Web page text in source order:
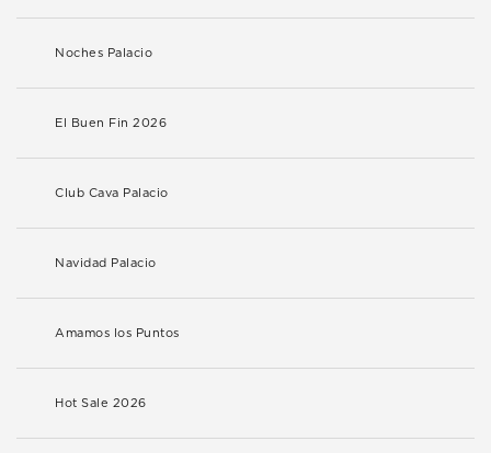
Noches Palacio
El Buen Fin 2026
Club Cava Palacio
Navidad Palacio
Amamos los Puntos
Hot Sale 2026